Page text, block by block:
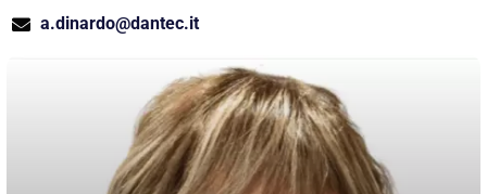
a.dinardo@dantec.it